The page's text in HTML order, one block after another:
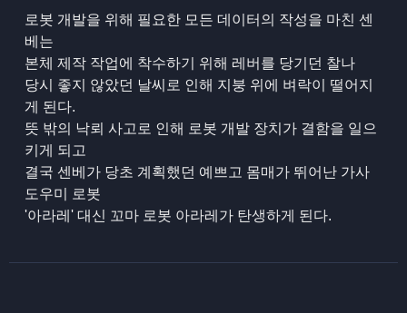
로봇 개발을 위해 필요한 모든 데이터의 작성을 마친 센
베는
본체 제작 작업에 착수하기 위해 레버를 당기던 찰나
당시 좋지 않았던 날씨로 인해 지붕 위에 벼락이 떨어지
게 된다.
뜻 밖의 낙뢰 사고로 인해 로봇 개발 장치가 결함을 일으
키게 되고
결국 센베가 당초 계획했던 예쁘고 몸매가 뛰어난 가사
도우미 로봇
'아라레' 대신 꼬마 로봇 아라레가 탄생하게 된다.